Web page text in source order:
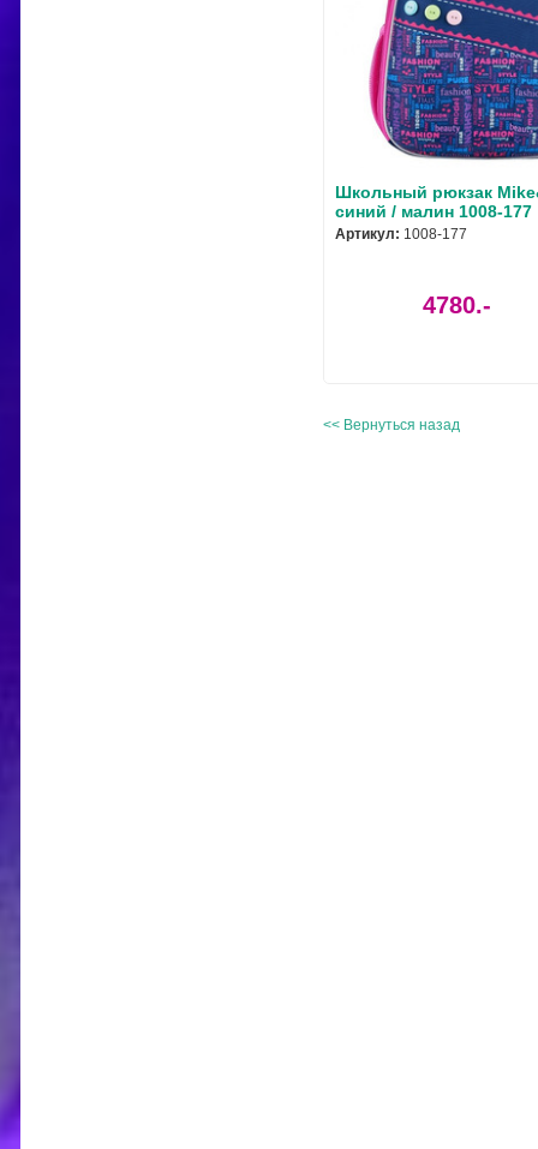
Школьный рюкзак
синий / малин 1008-177
Артикул: 1008-177
4780.-
<< Вернуться назад